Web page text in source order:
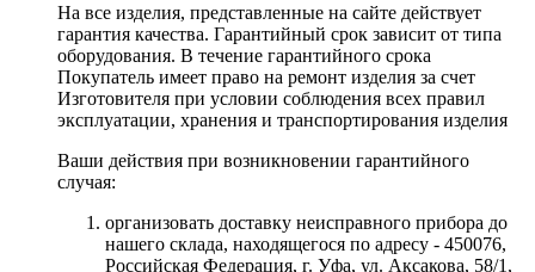
На все изделия, представленные на сайте действует
гарантия качества. Гарантийный срок зависит от типа
оборудования. В течение гарантийного срока
Покупатель имеет право на ремонт изделия за счет
Изготовителя при условии соблюдения всех правил
эксплуатации, хранения и транспортирования изделия
Ваши действия при возникновении гарантийного
случая:
организовать доставку неисправного прибора до
нашего склада, находящегося по адресу - 450076,
Российская Федерация, г. Уфа, ул. Аксакова, 58/1,